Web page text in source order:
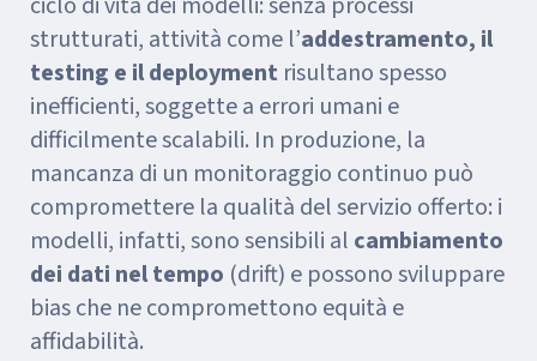
strutturati, attività come l’addestramento, il
testing e il deployment risultano spesso
inefficienti, soggette a errori umani e
difficilmente scalabili. In produzione, la
mancanza di un monitoraggio continuo può
compromettere la qualità del servizio offerto: i
modelli, infatti, sono sensibili al cambiamento
dei dati nel tempo (drift) e possono sviluppare
bias che ne compromettono equità e
affidabilità.